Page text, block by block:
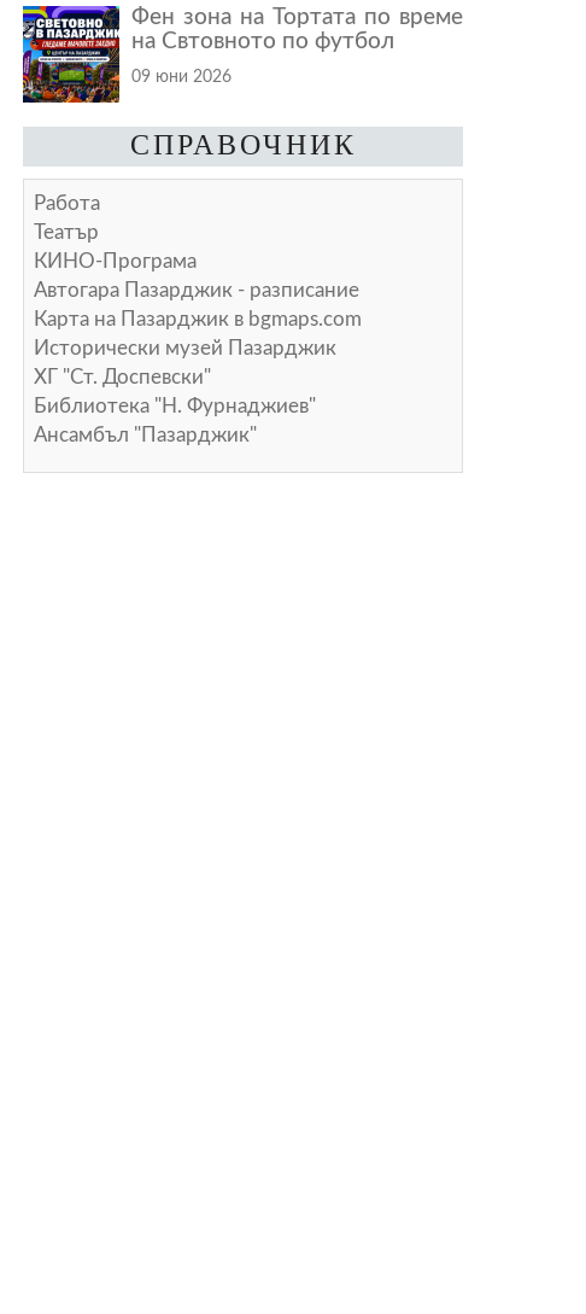
Фен зона на Тортата по време
на Свтовното по футбол
09 юни 2026
СПРАВОЧНИК
Работа
Театър
КИНО-Програма
Автогара Пазарджик - разписание
Карта на Пазарджик в bgmaps.com
Исторически музей Пазарджик
ХГ "Ст. Доспевски"
Библиотека "Н. Фурнаджиев"
Ансамбъл "Пазарджик"